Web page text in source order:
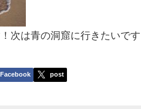
次は青の洞窟に行きたいです
Facebook post